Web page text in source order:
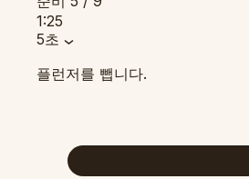
1:25
5초
플런저를 뺍니다.